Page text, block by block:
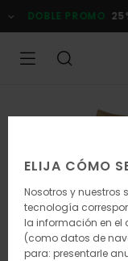
la
DOBLE PROMO 25%
ELIJA CÓMO
Nosotros y nuestros
tecnología
la información en el
(como datos de
para: presentarle